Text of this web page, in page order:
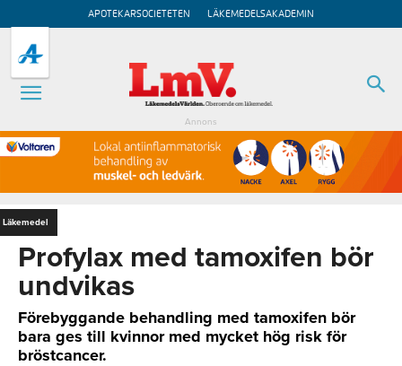
APOTEKARSOCIETETEN LÄKEMEDELSAKADEMIN
Annons
Läkemedel
Profylax med tamoxifen bör
undvikas
Förebyggande behandling med tamoxifen bör
bara ges till kvinnor med mycket hög risk för
bröstcancer.